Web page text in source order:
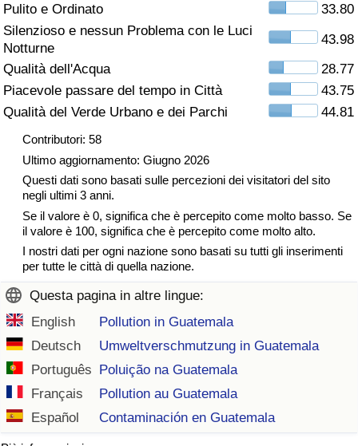
Pulito e Ordinato
33.80
Silenzioso e nessun Problema con le Luci
Notturne
43.98
Qualità dell'Acqua
28.77
Piacevole passare del tempo in Città
43.75
Qualità del Verde Urbano e dei Parchi
44.81
Contributori: 58
Ultimo aggiornamento: Giugno 2026
Questi dati sono basati sulle percezioni dei visitatori del sito
negli ultimi 3 anni.
Se il valore è 0, significa che è percepito come molto basso. Se
il valore è 100, significa che è percepito come molto alto.
I nostri dati per ogni nazione sono basati su tutti gli inserimenti
per tutte le città di quella nazione.
Questa pagina in altre lingue:
English
Pollution in Guatemala
Deutsch
Umweltverschmutzung in Guatemala
Português Poluição na Guatemala
Français
Pollution au Guatemala
Español
Contaminación en Guatemala
Indice di inquinamento
Indice dell’Inquinamento per Nazione
Traffico
Indice del Traffico
Indice del traffico (Corrente)
Indice del traffico per Nazione